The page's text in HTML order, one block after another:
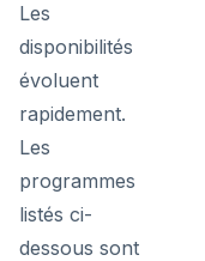
Les
disponibilités
évoluent
rapidement.
Les
programmes
listés ci-
dessous sont